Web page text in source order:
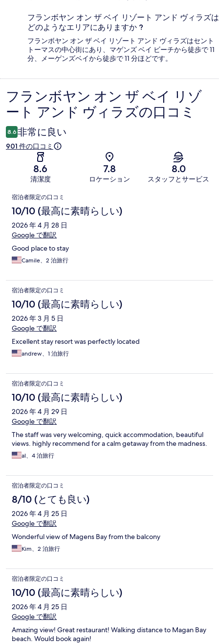
フランボヤン オン ザ ベイ リゾート アンド ヴィラズは
どのようなエリアにありますか ?
フランボヤン オン ザ ベイ リゾート アンド ヴィラズはセント
トーマスの中心街にあり、マゲンズ ベイ ビーチから徒歩で 11
分、メーゲンズベイから徒歩で 11 分ほどです。
口
コ
ミ
フランボヤン オン ザ ベイ リゾ
ート アンド ヴィラズの口コミ
8.6 非常に良い
901 件の口コミ
8.6
清潔度
7.8
ロケーション
8.0
スタッフとサービス
口
コ
ミ
宿泊者限定の口コミ
10/10 (最高に素晴らしい)
2026 年 4 月 28 日
Google で翻訳
Good place to stay
Camile、2 泊旅行
宿泊者限定の口コミ
10/10 (最高に素晴らしい)
2026 年 3 月 5 日
Google で翻訳
Excellent stay resort was perfectly located
andrew、1 泊旅行
宿泊者限定の口コミ
10/10 (最高に素晴らしい)
2026 年 4 月 29 日
Google で翻訳
The staff was very welcoming, quick accommodation, beautiful
views. highly recommend for a calm getaway from the madness.
al、4 泊旅行
宿泊者限定の口コミ
8/10 (とても良い)
2026 年 4 月 25 日
Google で翻訳
Wonderful view of Magens Bay from the balcony
Kim、2 泊旅行
宿泊者限定の口コミ
10/10 (最高に素晴らしい)
2026 年 4 月 25 日
Google で翻訳
Amazing view! Great restaurant! Walking distance to Magan Bay
beach. Would book again!